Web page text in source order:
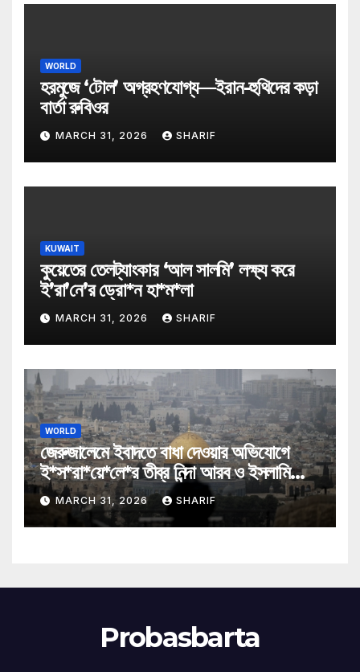
WORLD
হরমুজে ‘টোল’ অগ্রহণযোগ্য—ইরান-হুথিদের কড়া
বার্তা রুবিওর
MARCH 31, 2026 SHARIF
KUWAIT
কুয়েতের তেলট্যাংকার ‘আল সালমি’ লক্ষ্য করে
ই’রা’নে’র ড্রো*ন হা*ম*লা
MARCH 31, 2026 SHARIF
WORLD
জেরুজালেমে ইবাদতে বাধা দেওয়ার অভিযোগে
ই*স*রা*য়ে*লে*র তীব্র নিন্দা আরব ও ইসলামি
মন্ত্রীদের
MARCH 31, 2026 SHARIF
Probasbarta